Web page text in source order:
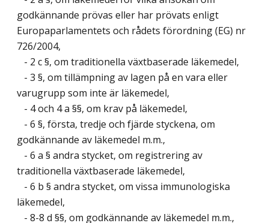
godkännande prövas eller har prövats enligt
Europaparlamentets och rådets förordning (EG) nr
726/2004,
- 2 c §, om traditionella växtbaserade läkemedel,
- 3 §, om tillämpning av lagen på en vara eller
varugrupp som inte är läkemedel,
- 4 och 4 a §§, om krav på läkemedel,
- 6 §, första, tredje och fjärde styckena, om
godkännande av läkemedel m.m.,
- 6 a § andra stycket, om registrering av
traditionella växtbaserade läkemedel,
- 6 b § andra stycket, om vissa immunologiska
läkemedel,
- 8-8 d §§, om godkännande av läkemedel m.m.,